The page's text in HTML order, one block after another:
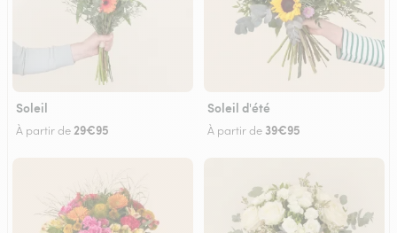
Soleil
À partir de29€95
Soleil d'été
À partir de 39€95